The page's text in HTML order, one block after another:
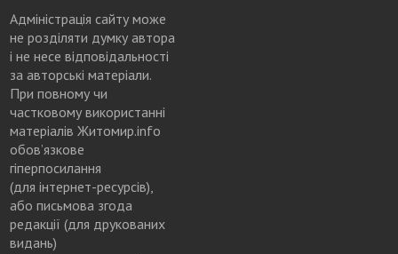
Адміністрація сайту може
не розділяти думку автора
і не несе відповідальності
за авторські матеріали.
При повному чи
частковому використанні
матеріалів Житомир.info
обов’язкове
гіперпосилання
(для інтернет-ресурсів),
або письмова згода
редакції (для друкованих
видань)